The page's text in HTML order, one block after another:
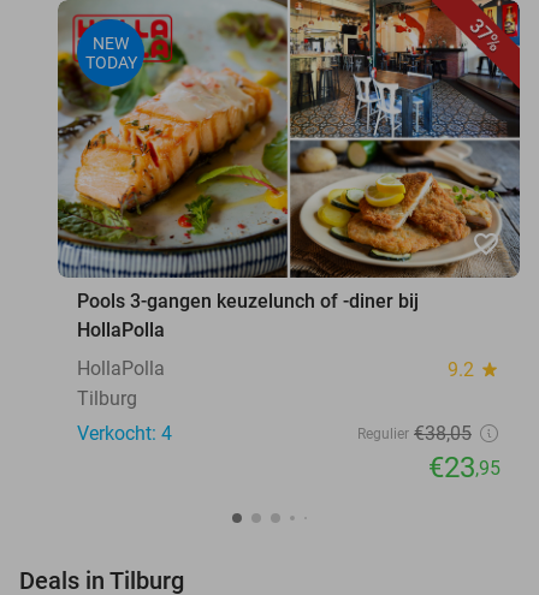
37%
NEW
TODAY
favorite_border
Pools 3-gangen keuzelunch of -diner bij
HollaPolla
HollaPolla
9.2 star
Tilburg
Verkocht: 4
Regulier €38,05
€23,95
Deals in Tilburg